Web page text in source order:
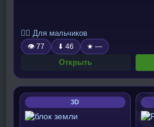
🧍‍♂️ Для мальчиков
👁 77 ⬇ 46 ★ —
Открыть
3D